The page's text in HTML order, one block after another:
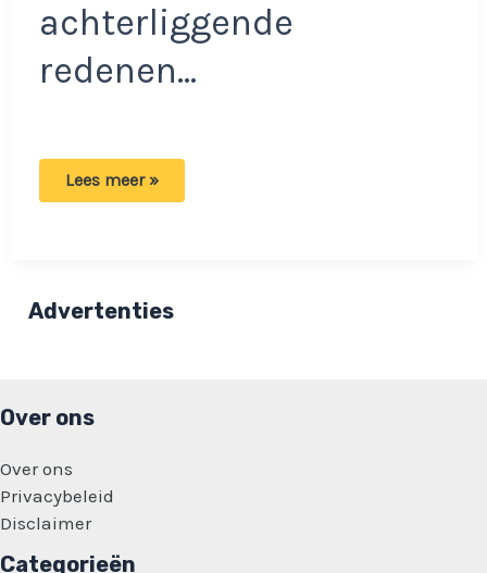
achterliggende
redenen…
Laatste
over
Joost
Lees meer »
Advertenties
Over ons
Over ons
Privacybeleid
Disclaimer
Categorieën